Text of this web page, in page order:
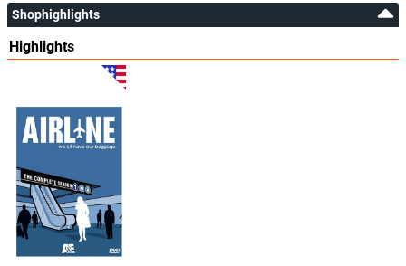
Shophighlights
Highlights